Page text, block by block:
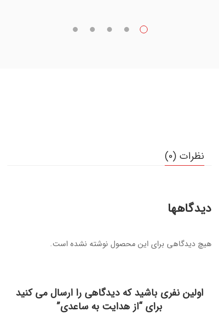
نظرات (0)
دیدگاهها
هیچ دیدگاهی برای این محصول نوشته نشده است.
اولین نفری باشید که دیدگاهی را ارسال می کنید
برای “از هدایت به ساعدی”